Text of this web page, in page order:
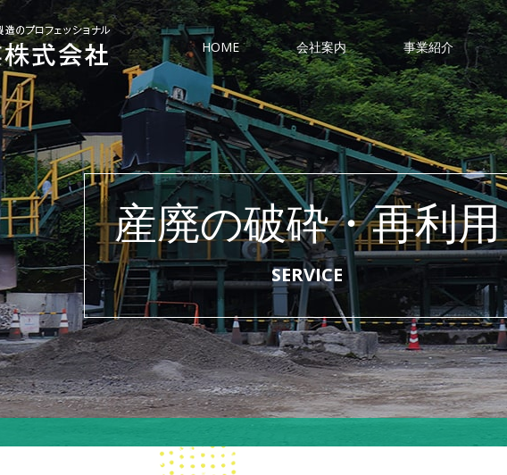
HOME 会社案内 事業紹介
産廃の破砕・再利用
SERVICE